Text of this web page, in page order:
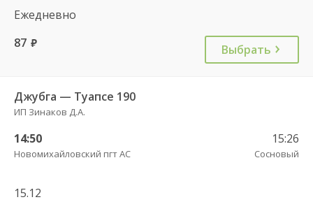
Ежедневно
87 руб. Выбрать
Джубга — Туапсе 190
ИП Зинаков Д.А.
14:50
Новомихайловский пгт АС
15:26
Сосновый
15.12